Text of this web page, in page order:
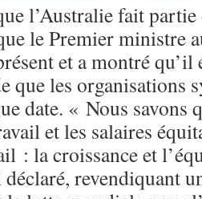
l’Australie fait partie
le Premier ministre
et a montré qu’il
que les organisations
date. « Nous savons
et les salaires
: la croissance et
revendiquant